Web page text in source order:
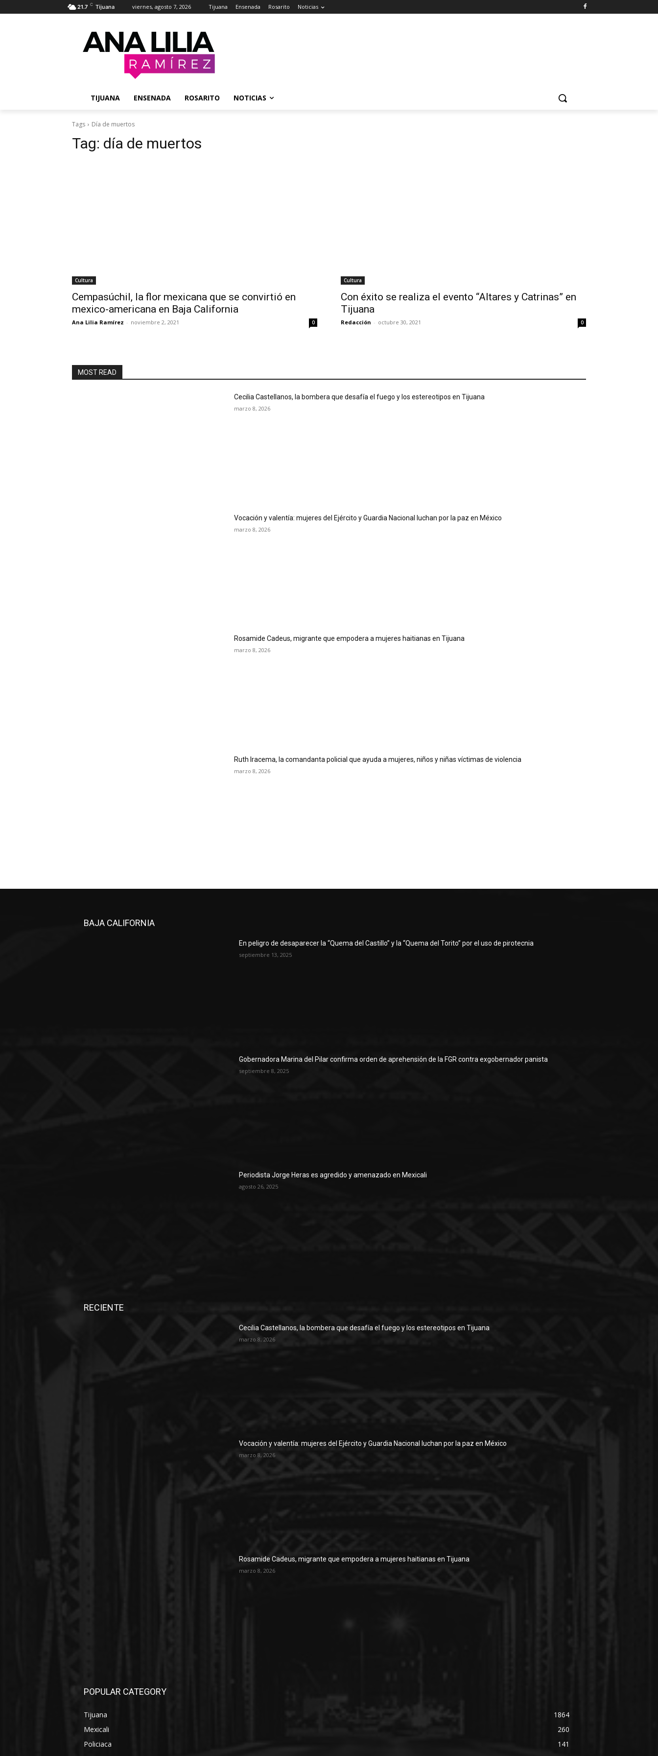
21.7 C Tijuana viernes, agosto 7, 2026 Tijuana Ensenada Rosarito Noticias
TIJUANA ENSENADA ROSARITO NOTICIAS
Tags Día de muertos
Tag: día de muertos
Cultura
Cempasúchil, la flor mexicana que se convirtió en
mexico-americana en Baja California
Ana Lilia Ramírez - noviembre 2, 2021 0
Cultura
Con éxito se realiza el evento “Altares y Catrinas” en
Tijuana
Redacción - octubre 30, 2021 0
MOST READ
Cecilia Castellanos, la bombera que desafía el fuego y los estereotipos en Tijuana
marzo 8, 2026
Vocación y valentía: mujeres del Ejército y Guardia Nacional luchan por la paz en México
marzo 8, 2026
Rosamide Cadeus, migrante que empodera a mujeres haitianas en Tijuana
marzo 8, 2026
Ruth Iracema, la comandanta policial que ayuda a mujeres, niños y niñas víctimas de violencia
marzo 8, 2026
BAJA CALIFORNIA
En peligro de desaparecer la “Quema del Castillo” y la “Quema del Torito” por el uso de pirotecnia
septiembre 13, 2025
Gobernadora Marina del Pilar confirma orden de aprehensión de la FGR contra exgobernador panista
septiembre 8, 2025
Periodista Jorge Heras es agredido y amenazado en Mexicali
agosto 26, 2025
RECIENTE
Cecilia Castellanos, la bombera que desafía el fuego y los estereotipos en Tijuana
marzo 8, 2026
Vocación y valentía: mujeres del Ejército y Guardia Nacional luchan por la paz en México
marzo 8, 2026
Rosamide Cadeus, migrante que empodera a mujeres haitianas en Tijuana
marzo 8, 2026
POPULAR CATEGORY
Tijuana
1864
Mexicali
260
Policiaca
141